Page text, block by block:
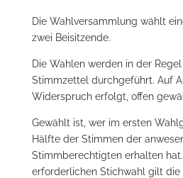
Die Wahlversammlung wählt
zwei Beisitzende.
Die Wahlen werden in der
Stimmzettel durchgeführt. Auf
Widerspruch erfolgt, offen
Gewählt ist, wer im ersten
Hälfte der Stimmen der
Stimmberechtigten erhalten hat.
erforderlichen Stichwahl gilt die